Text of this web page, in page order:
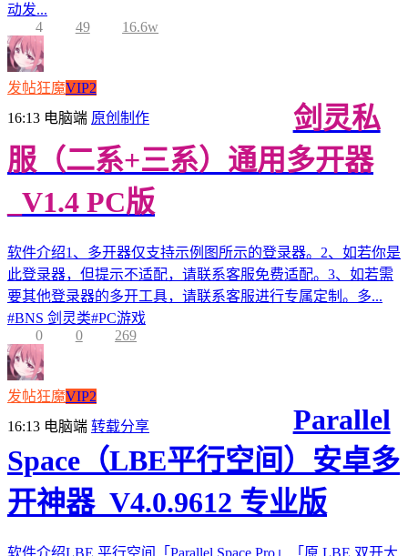
动发...
4
49 16.6w
发帖狂魔VIP2
16:13 电脑端 原创制作
剑灵私
服（二系+三系）通用多开器
_V1.4 PC版
软件介绍1、多开器仅支持示例图所示的登录器。2、如若你是
此登录器，但提示不适配，请联系客服免费适配。3、如若需
要其他登录器的多开工具，请联系客服进行专属定制。多...
#BNS 剑灵类#PC游戏
0
0 269
发帖狂魔VIP2
16:13 电脑端 转载分享
Parallel
Space（LBE平行空间）安卓多
开神器_V4.0.9612 专业版
软件介绍LBE 平行空间「Parallel Space Pro」「原 LBE 双开大